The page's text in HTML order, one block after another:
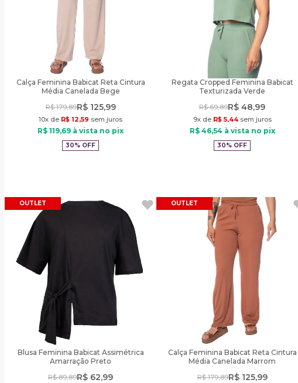
Calça Feminina Babicat Reta Cintura
Média Canelada Bege
R$ 179,89R$ 125,99
10x de R$ 12,59 sem juros
R$ 119,69 à vista no pix
30% OFF
Regata Cropped Feminina Babicat
Texturizada Verde
R$ 69,89R$ 48,99
9x de R$ 5,44sem juros
R$ 46,54 à vista no pix
30% OFF
OUTLET
Blusa Feminina Babicat Assimétrica
Amarração Preto
R$ 89,89R$ 62,99
OUTLET
Calça Feminina Babicat Reta Cintura
Média Canelada Marrom
R$ 179,89R$ 125,99